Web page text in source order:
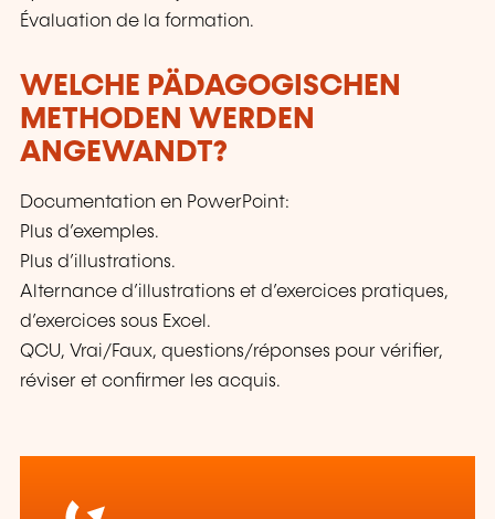
Évaluation de la formation.
WELCHE PÄDAGOGISCHEN
METHODEN WERDEN
ANGEWANDT?
Documentation en PowerPoint:
Plus d’exemples.
Plus d’illustrations.
Alternance d’illustrations et d’exercices pratiques,
d’exercices sous Excel.
QCU, Vrai/Faux, questions/réponses pour vérifier,
réviser et confirmer les acquis.